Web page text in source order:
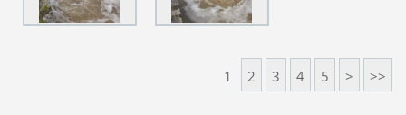
1 2 3 4 5 > >>